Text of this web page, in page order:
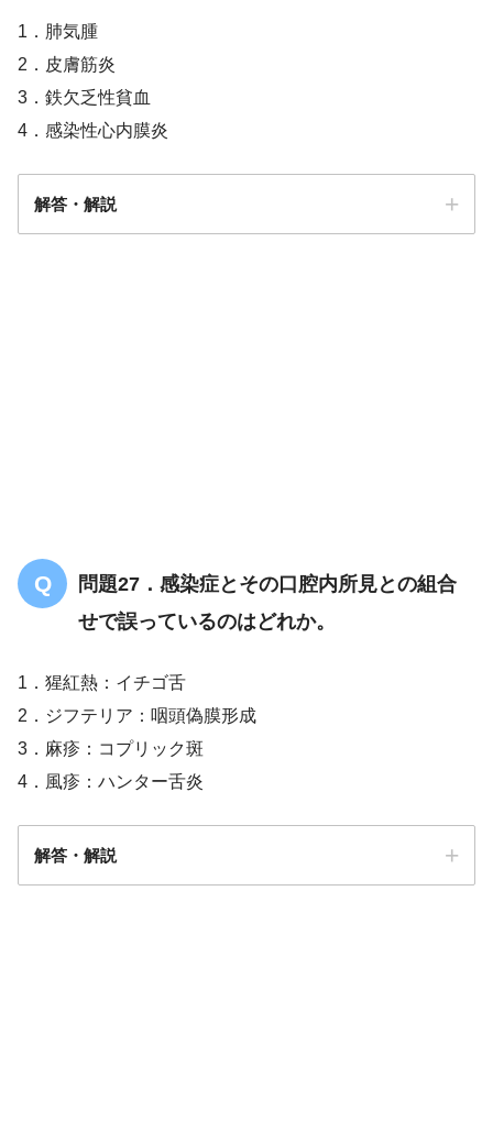
1．肺気腫
2．皮膚筋炎
3．鉄欠乏性貧血
4．感染性心内膜炎
解答・解説
問題27．感染症とその口腔内所見との組合
せで誤っているのはどれか。
1．猩紅熱：イチゴ舌
2．ジフテリア：咽頭偽膜形成
3．麻疹：コプリック斑
4．風疹：ハンター舌炎
解答・解説